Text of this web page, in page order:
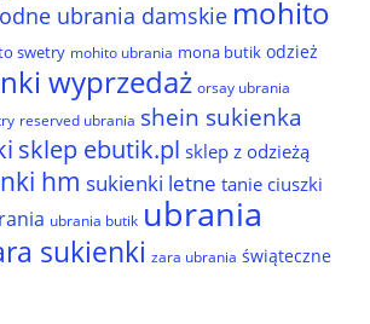
ubrania damskie mohito
swetry mohito ubrania mona butik odzież
wyprzedaż orsay ubrania
reserved ubrania shein sukienka
sklep ebutik.pl sklep z odzieżą
hm sukienki letne tanie ciuszki
ubrania butik ubrania
sukienki zara ubrania świąteczne